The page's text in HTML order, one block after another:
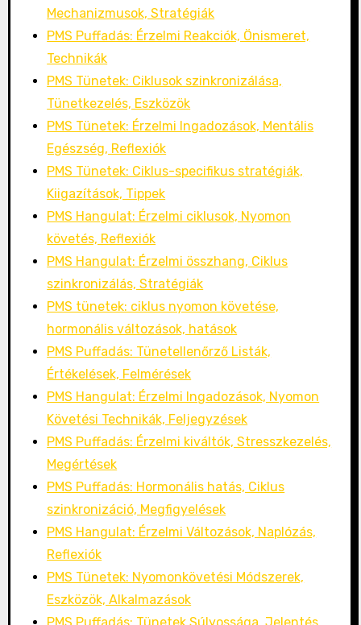
Mechanizmusok, Stratégiák
PMS Puffadás: Érzelmi Reakciók, Önismeret,
Technikák
PMS Tünetek: Ciklusok szinkronizálása,
Tünetkezelés, Eszközök
PMS Tünetek: Érzelmi Ingadozások, Mentális
Egészség, Reflexiók
PMS Tünetek: Ciklus-specifikus stratégiák,
Kiigazítások, Tippek
PMS Hangulat: Érzelmi ciklusok, Nyomon
követés, Reflexiók
PMS Hangulat: Érzelmi összhang, Ciklus
szinkronizálás, Stratégiák
PMS tünetek: ciklus nyomon követése,
hormonális változások, hatások
PMS Puffadás: Tünetellenőrző Listák,
Értékelések, Felmérések
PMS Hangulat: Érzelmi Ingadozások, Nyomon
Követési Technikák, Feljegyzések
PMS Puffadás: Érzelmi kiváltók, Stresszkezelés,
Megértések
PMS Puffadás: Hormonális hatás, Ciklus
szinkronizáció, Megfigyelések
PMS Hangulat: Érzelmi Változások, Naplózás,
Reflexiók
PMS Tünetek: Nyomonkövetési Módszerek,
Eszközök, Alkalmazások